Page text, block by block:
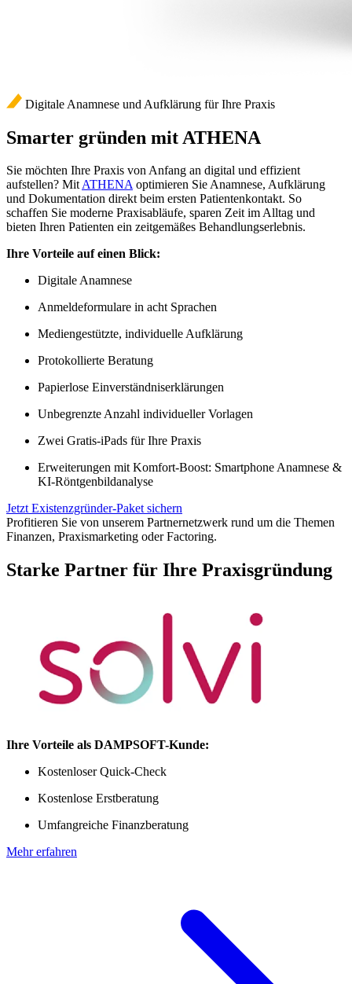
Digitale Anamnese und Aufklärung für Ihre Praxis
Smarter gründen mit ATHENA
Sie möchten Ihre Praxis von Anfang an digital und effizient
aufstellen? MitATHENAoptimieren Sie Anamnese, Aufklärung
und Dokumentation direkt beim ersten Patientenkontakt. So
schaffen Sie moderne Praxisabläufe, sparen Zeit im Alltag und
bieten Ihren Patienten ein zeitgemäßes Behandlungserlebnis.
Ihre Vorteile auf einen Blick:
Digitale Anamnese
Anmeldeformulare in acht Sprachen
Mediengestützte, individuelle Aufklärung
Protokollierte Beratung
Papierlose Einverständniserklärungen
Unbegrenzte Anzahl individueller Vorlagen
Zwei Gratis-iPads für Ihre Praxis
Erweiterungen mit Komfort-Boost: Smartphone Anamnese &
KI-Röntgenbildanalyse
Jetzt Existenzgründer-Paket sichern
Profitieren Sie von unserem Partnernetzwerk rund um die Themen
Finanzen, Praxismarketing oder Factoring.
Starke Partner für Ihre Praxisgründung
Ihre Vorteile als DAMPSOFT-Kunde:
Kostenloser Quick-Check
Kostenlose Erstberatung
Umfangreiche Finanzberatung
Mehr erfahren